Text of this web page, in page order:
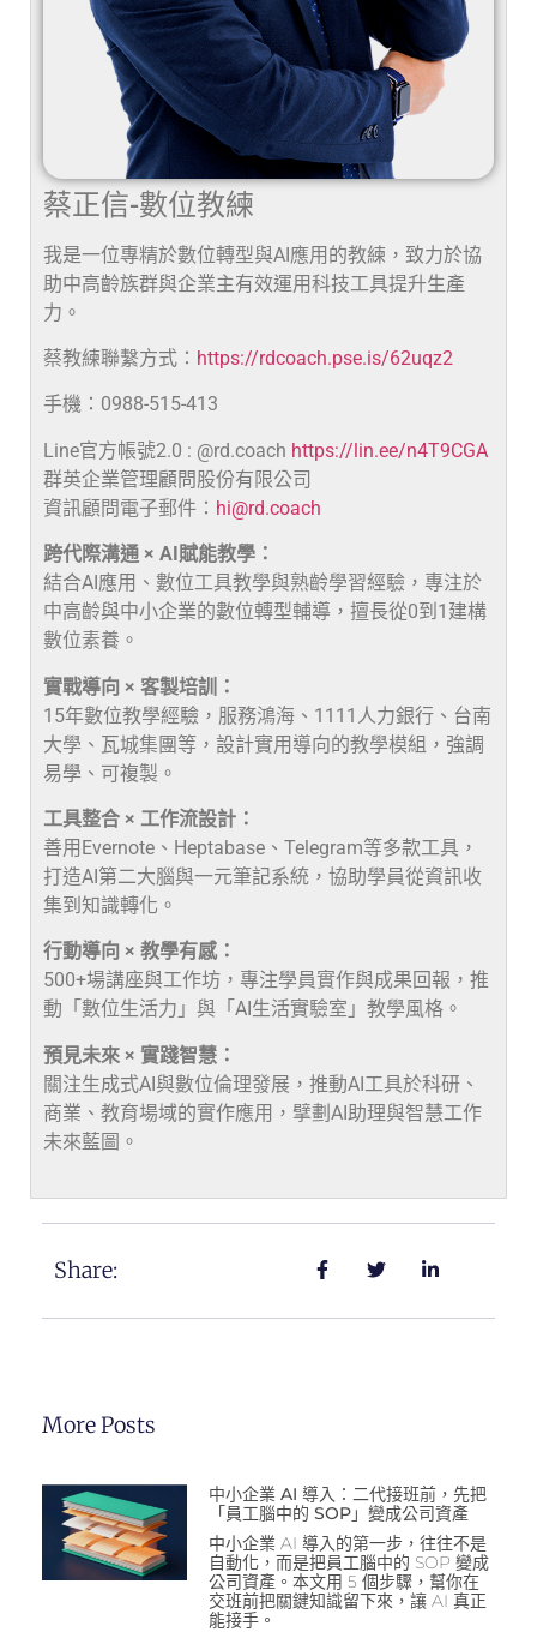
蔡正信-數位教練
我是一位專精於數位轉型與AI應用的教練，致力於協
助中高齡族群與企業主有效運用科技工具提升生產
力。
蔡教練聯繫方式： https://rdcoach.pse.is/62uqz2
手機：0988-515-413
Line官方帳號2.0 : @rd.coach https://lin.ee/n4T9CGA
群英企業管理顧問股份有限公司
資訊顧問電子郵件： hi@rd.coach
跨代際溝通 × AI賦能教學：
結合AI應用、數位工具教學與熟齡學習經驗，專注於
中高齡與中小企業的數位轉型輔導，擅長從0到1建構
數位素養。
實戰導向 × 客製培訓：
15年數位教學經驗，服務鴻海、1111人力銀行、台南
大學、瓦城集團等，設計實用導向的教學模組，強調
易學、可複製。
工具整合 × 工作流設計：
善用Evernote、Heptabase、Telegram等多款工具，
打造AI第二大腦與一元筆記系統，協助學員從資訊收
集到知識轉化。
行動導向 × 教學有感：
500+場講座與工作坊，專注學員實作與成果回報，推
動「數位生活力」與「AI生活實驗室」教學風格。
預見未來 × 實踐智慧：
關注生成式AI與數位倫理發展，推動AI工具於科研、
商業、教育場域的實作應用，擘劃AI助理與智慧工作
未來藍圖。
Share:
More Posts
中小企業 AI 導入：二代接班前，先把
「員工腦中的 SOP」變成公司資產
中小企業 AI 導入的第一步，往往不是
自動化，而是把員工腦中的 SOP 變成
公司資產。本文用 5 個步驟，幫你在
交班前把關鍵知識留下來，讓 AI 真正
能接手。